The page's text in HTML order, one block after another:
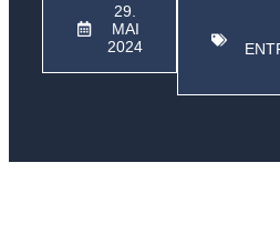
29.
MAI
2024